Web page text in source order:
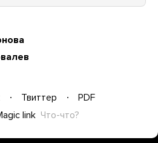
Твиттер
PDF
link Что-что?